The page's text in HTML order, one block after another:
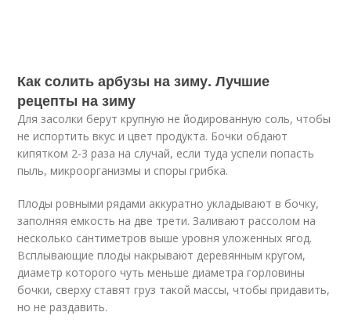
Как солить арбузы на зиму. Лучшие
рецепты на зиму
Для засолки берут крупную не йодированную соль, чтобы
не испортить вкус и цвет продукта. Бочки обдают
кипятком 2-3 раза на случай, если туда успели попасть
пыль, микроорганизмы и споры грибка.
Плоды ровными рядами аккуратно укладывают в бочку,
заполняя емкость на две трети. Заливают рассолом на
несколько сантиметров выше уровня уложенных ягод.
Всплывающие плоды накрывают деревянным кругом,
диаметр которого чуть меньше диаметра горловины
бочки, сверху ставят груз такой массы, чтобы придавить,
но не раздавить.